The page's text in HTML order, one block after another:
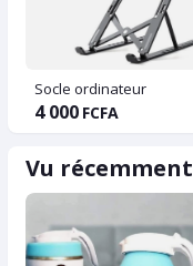
Socle ordinateur
4 000 FCFA
Vu récemment